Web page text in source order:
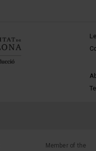
Member of the